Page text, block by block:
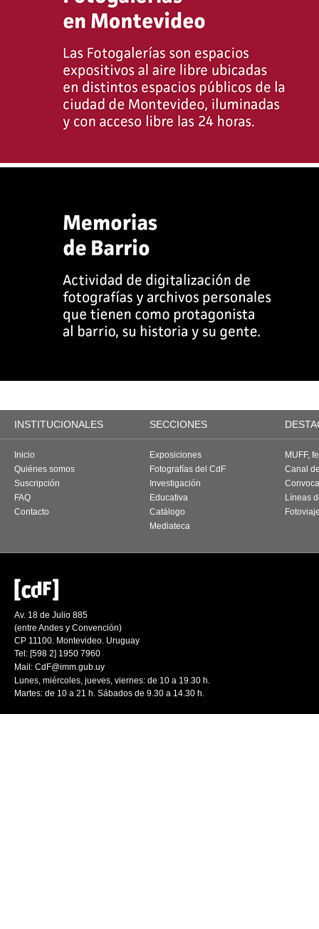
INSTITUCIONALES SECCIONES
Inicio
Quiénes somos
Suscripción
FAQ
Contacto
Exposiciones
Fotografías del CdF
Investigación
Educativa
Catálogo
Mediateca
MUFF,
Canal
Líneas
Av. 18 de Julio 885
(entre Andes y Convención)
CP 11100. Montevideo. Uruguay
Tel: [598 2] 1950 7960
Mail: CdF@imm.gub.uy
Lunes, miércoles, jueves, viernes: de 10 a 19.30 h.
Martes: de 10 a 21 h. Sábados de 9.30 a 14.30 h.